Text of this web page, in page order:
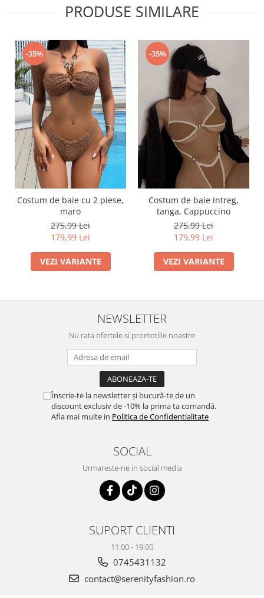
PRODUSE SIMILARE
-35%
Costum de baie cu 2 piese,
maro
275,99 Lei
179,99 Lei
VEZI VARIANTE
-35%
Costum de baie intreg,
tanga, Cappuccino
275,99 Lei
179,99 Lei
VEZI VARIANTE
NEWSLETTER
Nu rata ofertele si promotiile noastre
Înscrie-te la newsletter și bucură-te de un
discount exclusiv de -10% la prima ta comandă.
Afla mai multe in Politica de Confidentialitate
SOCIAL
Urmareste-ne in social media
SUPORT CLIENTI
11:00 - 19:00
0745431132
contact@serenityfashion.ro